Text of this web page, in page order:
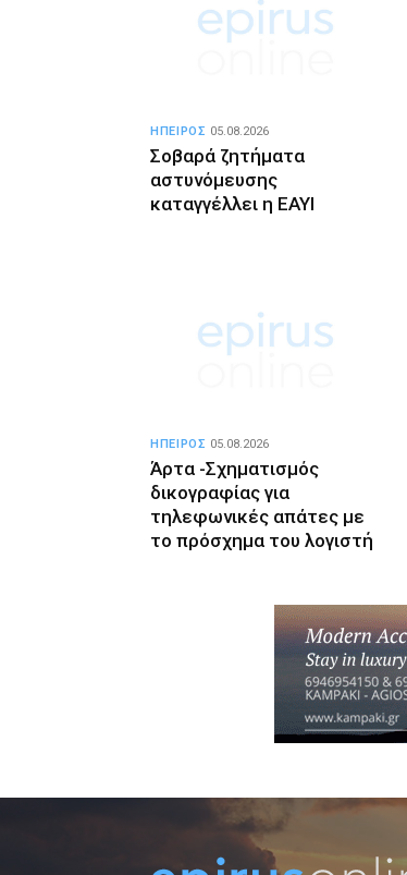
Σοβαρά ζητήματα
αστυνόμευσης
καταγγέλλει η ΕΑΥΙ
ΗΠΕΙΡΟΣ 05.08.2026
Άρτα -Σχηματισμός
δικογραφίας για
τηλεφωνικές απάτες με
το πρόσχημα του λογιστή
ΗΠΕΙΡΟΣ 05.08.2026